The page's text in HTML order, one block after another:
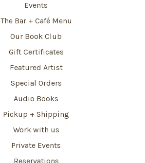
Events
The Bar + Café Menu
Our Book Club
Gift Certificates
Featured Artist
Special Orders
Audio Books
Pickup + Shipping
Work with us
Private Events
Reservations